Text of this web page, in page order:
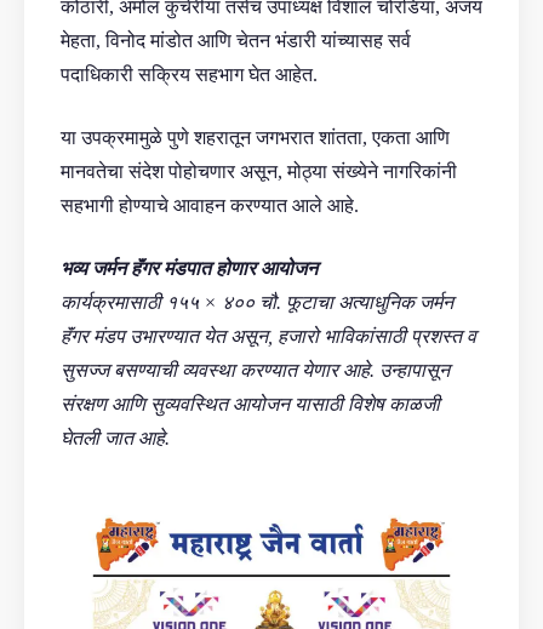
कोठारी, अमोल कुचेरीया तसेच उपाध्यक्ष विशाल चोरडिया, अजय
मेहता, विनोद मांडोत आणि चेतन भंडारी यांच्यासह सर्व
पदाधिकारी सक्रिय सहभाग घेत आहेत.
या उपक्रमामुळे पुणे शहरातून जगभरात शांतता, एकता आणि
मानवतेचा संदेश पोहोचणार असून, मोठ्या संख्येने नागरिकांनी
सहभागी होण्याचे आवाहन करण्यात आले आहे.
भव्य जर्मन हॅंगर मंडपात होणार आयोजन
कार्यक्रमासाठी १५५ × ४०० चौ. फूटाचा अत्याधुनिक जर्मन
हॅंगर मंडप उभारण्यात येत असून, हजारो भाविकांसाठी प्रशस्त व
सुसज्ज बसण्याची व्यवस्था करण्यात येणार आहे. उन्हापासून
संरक्षण आणि सुव्यवस्थित आयोजन यासाठी विशेष काळजी
घेतली जात आहे.